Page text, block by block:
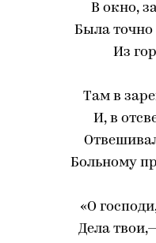
В окно,
Была
Из
Там в
И, в
Больному
«О
Дела